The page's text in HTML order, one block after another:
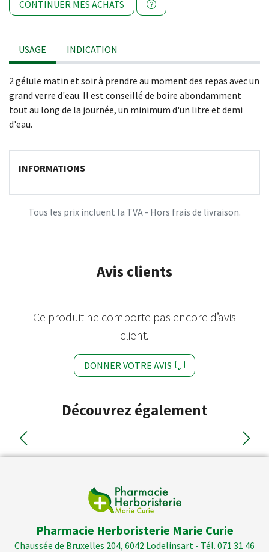
CONTINUER MES ACHATS
USAGE INDICATION
2 gélule matin et soir à prendre au moment des repas avec un
grand verre d'eau. Il est conseillé de boire abondamment
tout au long de la journée, un minimum d'un litre et demi
d'eau.
INFORMATIONS
Tous les prix incluent la TVA - Hors frais de livraison.
Avis clients
Ce produit ne comporte pas encore d’avis
client.
DONNER VOTRE AVIS
Découvrez également
Pharmacie Herboristerie Marie Curie
Chaussée de Bruxelles 204, 6042 Lodelinsart - Tél. 071 31 46